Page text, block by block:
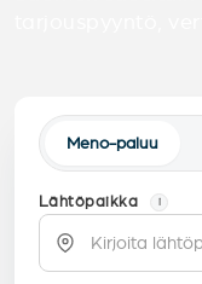
Meno-paluu
Lähtöpaikka i